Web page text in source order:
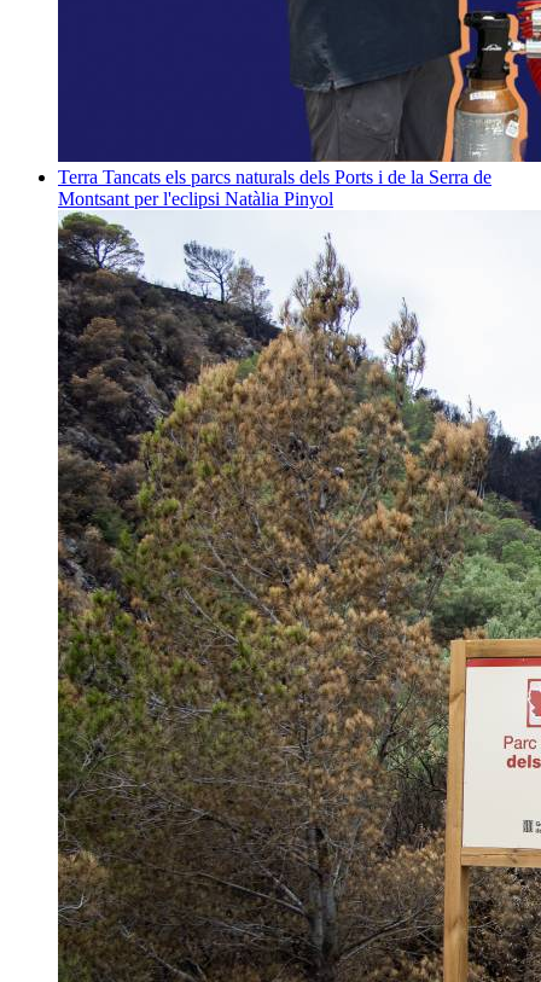
Terra Tancats els parcs naturals dels Ports i de la Serra de
Montsant per l'eclipsi Natàlia Pinyol